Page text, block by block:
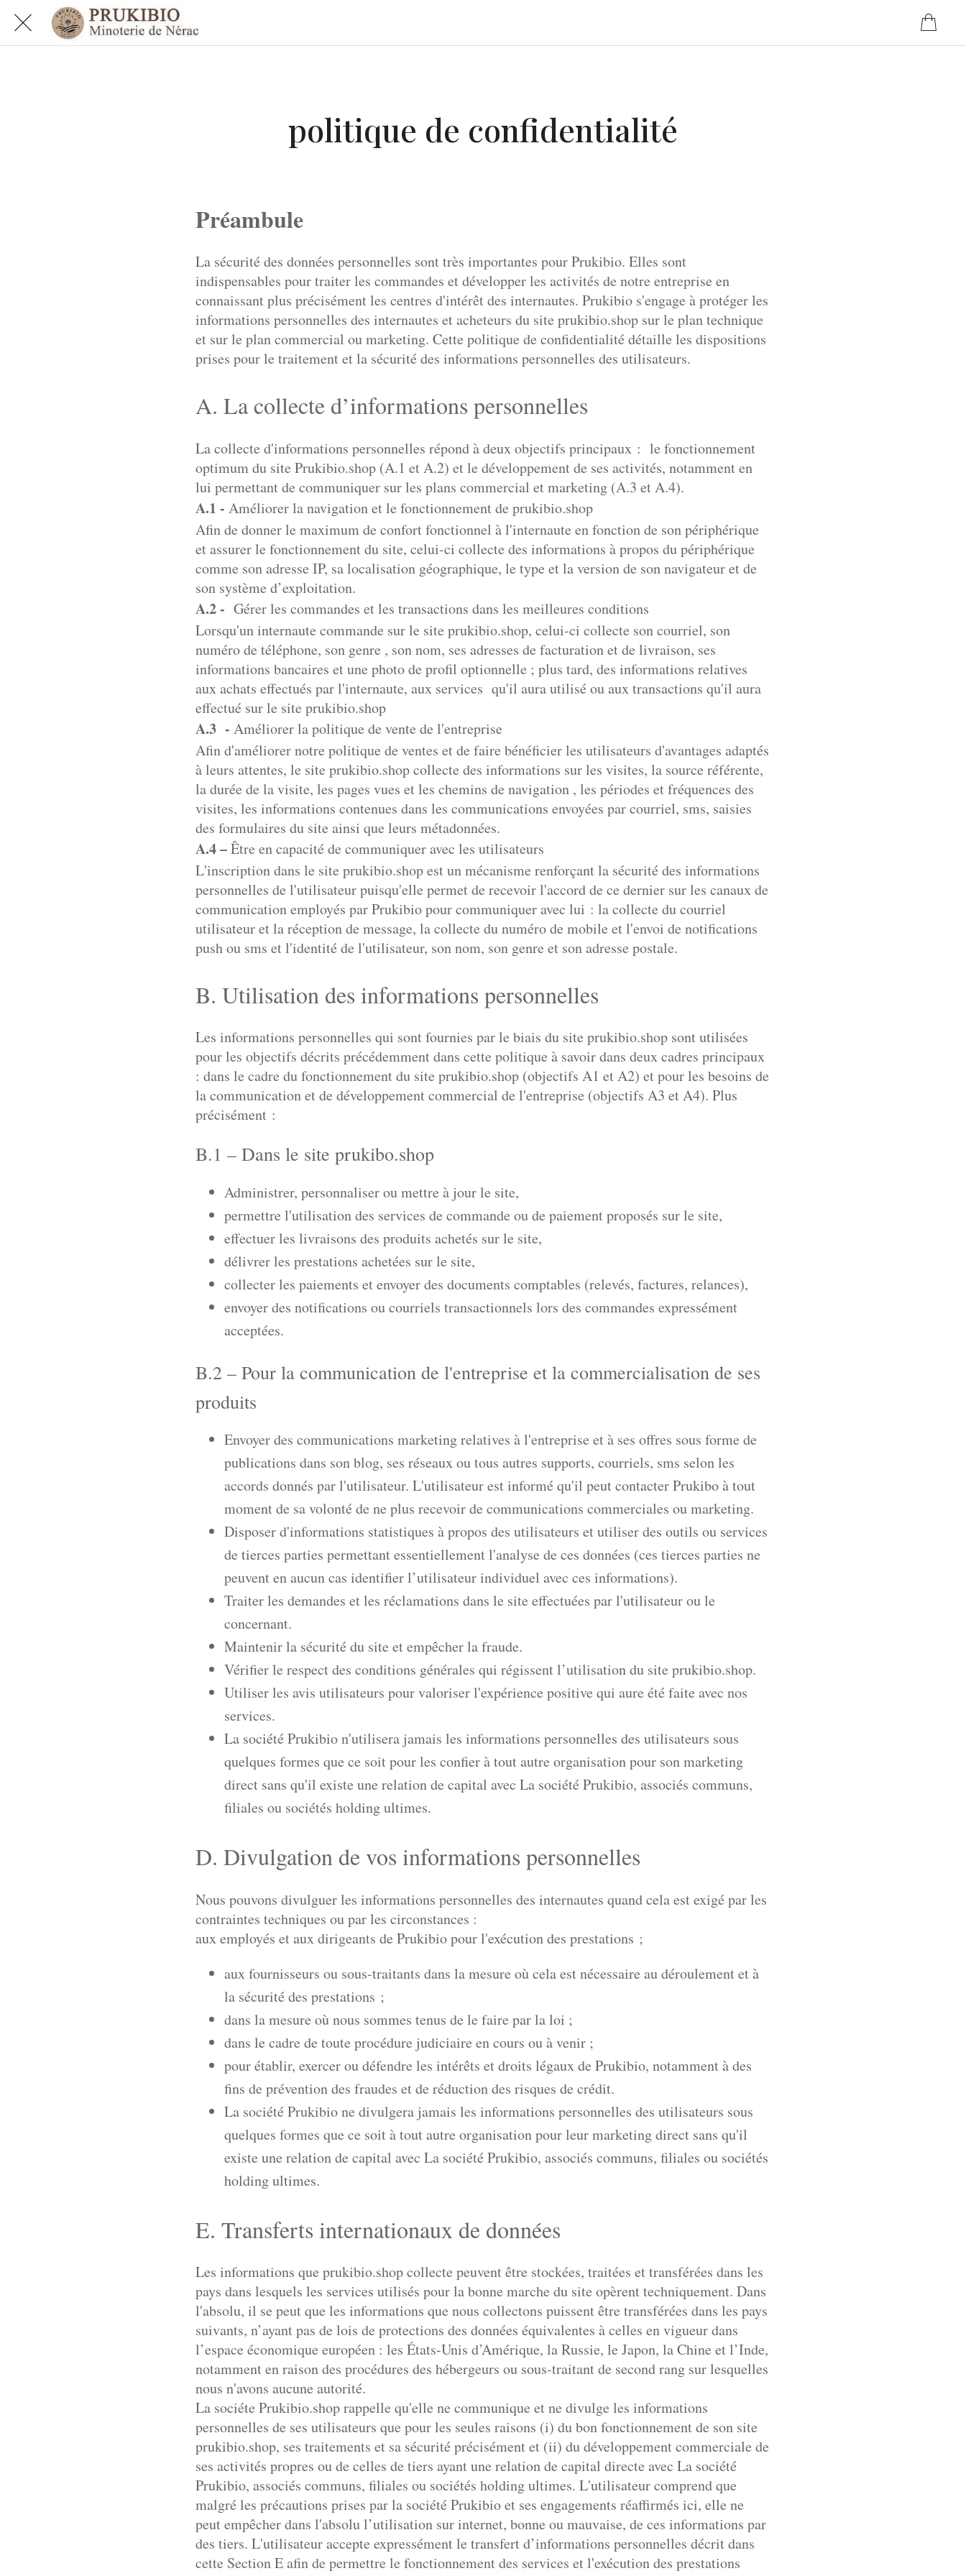
politique de confidentialité
Préambule
La sécurité des données personnelles sont très importantes pour Prukibio. Elles sont
indispensables pour traiter les commandes et développer les activités de notre entreprise en
connaissant plus précisément les centres d'intérêt des internautes. Prukibio s'engage à protéger les
informations personnelles des internautes et acheteurs du site prukibio.shop sur le plan technique
et sur le plan commercial ou marketing. Cette politique de confidentialité détaille les dispositions
prises pour le traitement et la sécurité des informations personnelles des utilisateurs.
A. La collecte d’informations personnelles
La collecte d'informations personnelles répond à deux objectifs principaux : le fonctionnement
optimum du site Prukibio.shop (A.1 et A.2) et le développement de ses activités, notamment en
lui permettant de communiquer sur les plans commercial et marketing (A.3 et A.4).
A.1 - Améliorer la navigation et le fonctionnement de prukibio.shop
Afin de donner le maximum de confort fonctionnel à l'internaute en fonction de son périphérique
et assurer le fonctionnement du site, celui-ci collecte des informations à propos du périphérique
comme son adresse IP, sa localisation géographique, le type et la version de son navigateur et de
son système d’exploitation.
A.2 - Gérer les commandes et les transactions dans les meilleures conditions
Lorsqu'un internaute commande sur le site prukibio.shop, celui-ci collecte son courriel, son
numéro de téléphone, son genre , son nom, ses adresses de facturation et de livraison, ses
informations bancaires et une photo de profil optionnelle ; plus tard, des informations relatives
aux achats effectués par l'internaute, aux services qu'il aura utilisé ou aux transactions qu'il aura
effectué sur le site prukibio.shop
A.3 - Améliorer la politique de vente de l'entreprise
Afin d'améliorer notre politique de ventes et de faire bénéficier les utilisateurs d'avantages adaptés
à leurs attentes, le site prukibio.shop collecte des informations sur les visites, la source référente,
la durée de la visite, les pages vues et les chemins de navigation , les périodes et fréquences des
visites, les informations contenues dans les communications envoyées par courriel, sms, saisies
des formulaires du site ainsi que leurs métadonnées.
A.4 –Être en capacité de communiquer avec les utilisateurs
L'inscription dans le site prukibio.shop est un mécanisme renforçant la sécurité des informations
personnelles de l'utilisateur puisqu'elle permet de recevoir l'accord de ce dernier sur les canaux de
communication employés par Prukibio pour communiquer avec lui : la collecte du courriel
utilisateur et la réception de message, la collecte du numéro de mobile et l'envoi de notifications
push ou sms et l'identité de l'utilisateur, son nom, son genre et son adresse postale.
B. Utilisation des informations personnelles
Les informations personnelles qui sont fournies par le biais du site prukibio.shop sont utilisées
pour les objectifs décrits précédemment dans cette politique à savoir dans deux cadres principaux
: dans le cadre du fonctionnement du site prukibio.shop (objectifs A1 et A2) et pour les besoins de
la communication et de développement commercial de l'entreprise (objectifs A3 et A4). Plus
précisément :
B.1 – Dans le site prukibo.shop
Administrer, personnaliser ou mettre à jour le site,
permettre l'utilisation des services de commande ou de paiement proposés sur le site,
effectuer les livraisons des produits achetés sur le site,
délivrer les prestations achetées sur le site,
collecter les paiements et envoyer des documents comptables (relevés, factures, relances),
envoyer des notifications ou courriels transactionnels lors des commandes expressément
acceptées.
B.2 – Pour la communication de l'entreprise et la commercialisation de ses
produits
Envoyer des communications marketing relatives à l'entreprise et à ses offres sous forme de
publications dans son blog, ses réseaux ou tous autres supports, courriels, sms selon les
accords donnés par l'utilisateur. L'utilisateur est informé qu'il peut contacter Prukibo à tout
moment de sa volonté de ne plus recevoir de communications commerciales ou marketing.
Disposer d'informations statistiques à propos des utilisateurs et utiliser des outils ou services
de tierces parties permettant essentiellement l'analyse de ces données (ces tierces parties ne
peuvent en aucun cas identifier l’utilisateur individuel avec ces informations).
Traiter les demandes et les réclamations dans le site effectuées par l'utilisateur ou le
concernant.
Maintenir la sécurité du site et empêcher la fraude.
Vérifier le respect des conditions générales qui régissent l’utilisation du site prukibio.shop.
Utiliser les avis utilisateurs pour valoriser l'expérience positive qui aure été faite avec nos
services.
La société Prukibio n'utilisera jamais les informations personnelles des utilisateurs sous
quelques formes que ce soit pour les confier à tout autre organisation pour son marketing
direct sans qu'il existe une relation de capital avec La société Prukibio, associés communs,
filiales ou sociétés holding ultimes.
D. Divulgation de vos informations personnelles
Nous pouvons divulguer les informations personnelles des internautes quand cela est exigé par les
contraintes techniques ou par les circonstances :
aux employés et aux dirigeants de Prukibio pour l'exécution des prestations ;
aux fournisseurs ou sous-traitants dans la mesure où cela est nécessaire au déroulement et à
la sécurité des prestations ;
dans la mesure où nous sommes tenus de le faire par la loi ;
dans le cadre de toute procédure judiciaire en cours ou à venir ;
pour établir, exercer ou défendre les intérêts et droits légaux de Prukibio, notamment à des
fins de prévention des fraudes et de réduction des risques de crédit.
La société Prukibio ne divulgera jamais les informations personnelles des utilisateurs sous
quelques formes que ce soit à tout autre organisation pour leur marketing direct sans qu'il
existe une relation de capital avec La société Prukibio, associés communs, filiales ou sociétés
holding ultimes.
E. Transferts internationaux de données
Les informations que prukibio.shop collecte peuvent être stockées, traitées et transférées dans les
pays dans lesquels les services utilisés pour la bonne marche du site opèrent techniquement. Dans
l'absolu, il se peut que les informations que nous collectons puissent être transférées dans les pays
suivants, n’ayant pas de lois de protections des données équivalentes à celles en vigueur dans
l’espace économique européen : les États-Unis d’Amérique, la Russie, le Japon, la Chine et l’Inde,
notamment en raison des procédures des hébergeurs ou sous-traitant de second rang sur lesquelles
nous n'avons aucune autorité.
La sociéte Prukibio.shop rappelle qu'elle ne communique et ne divulge les informations
personnelles de ses utilisateurs que pour les seules raisons (i) du bon fonctionnement de son site
prukibio.shop, ses traitements et sa sécurité précisément et (ii) du développement commerciale de
ses activités propres ou de celles de tiers ayant une relation de capital directe avec La société
Prukibio, associés communs, filiales ou sociétés holding ultimes. L'utilisateur comprend que
malgré les précautions prises par la société Prukibio et ses engagements réaffirmés ici, elle ne
peut empêcher dans l'absolu l’utilisation sur internet, bonne ou mauvaise, de ces informations par
des tiers. L'utilisateur accepte expressément le transfert d’informations personnelles décrit dans
cette Section E afin de permettre le fonctionnement des services et l'exécution des prestations